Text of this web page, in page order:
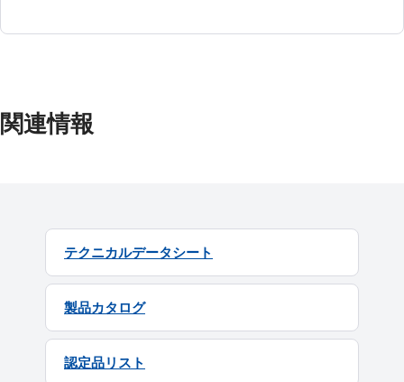
関連情報
テクニカルデータシート
製品カタログ
認定品リスト